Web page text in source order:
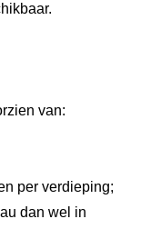
van:
per verdieping;
dan wel in